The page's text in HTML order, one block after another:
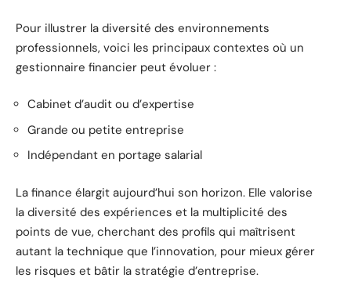
Pour illustrer la diversité des environnements
professionnels, voici les principaux contextes où un
gestionnaire financier peut évoluer :
Cabinet d’audit ou d’expertise
Grande ou petite entreprise
Indépendant en portage salarial
La finance élargit aujourd’hui son horizon. Elle valorise
la diversité des expériences et la multiplicité des
points de vue, cherchant des profils qui maîtrisent
autant la technique que l’innovation, pour mieux gérer
les risques et bâtir la stratégie d’entreprise.